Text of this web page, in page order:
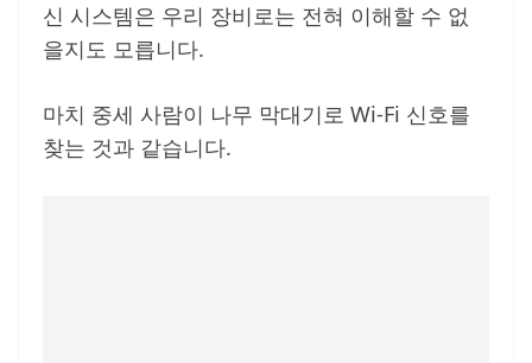
신 시스템은 우리 장비로는 전혀 이해할 수 없
을지도 모릅니다.
마치 중세 사람이 나무 막대기로 Wi-Fi 신호를
찾는 것과 같습니다.